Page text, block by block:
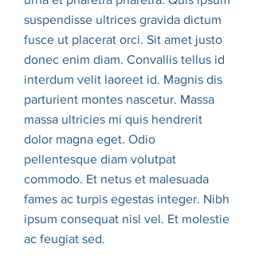
suspendisse ultrices gravida dictum
fusce ut placerat orci. Sit amet justo
donec enim diam. Convallis tellus id
interdum velit laoreet id. Magnis dis
parturient montes nascetur. Massa
massa ultricies mi quis hendrerit
dolor magna eget. Odio
pellentesque diam volutpat
commodo. Et netus et malesuada
fames ac turpis egestas integer. Nibh
ipsum consequat nisl vel. Et molestie
ac feugiat sed.